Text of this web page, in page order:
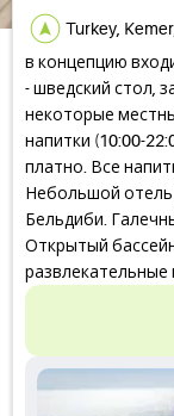
Turkey,
в концепцию
- шведский стол,
некоторые
напитки (10:00-
платно. Все
Небольшой отель
Бельдиби.
Открытый
развлекательные